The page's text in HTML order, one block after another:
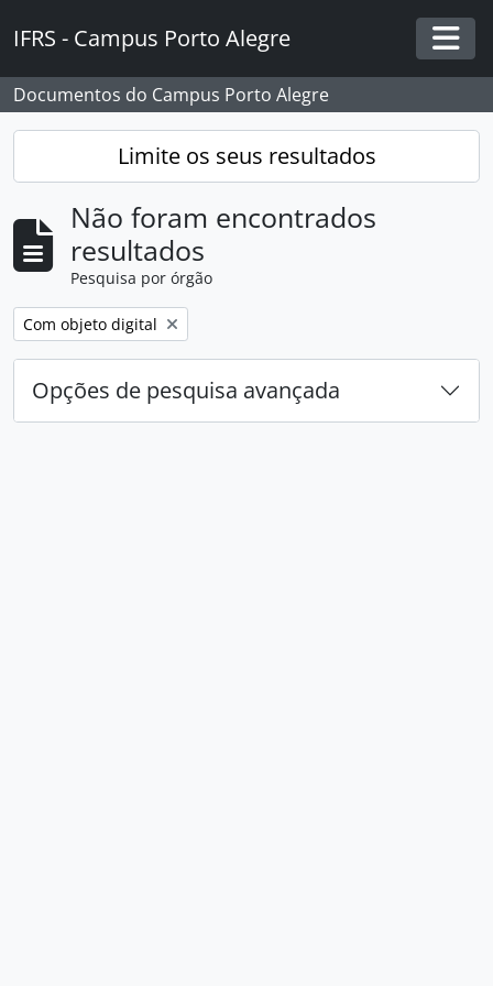
IFRS - Campus Porto Alegre
Documentos do Campus Porto Alegre
Limite os seus resultados
Não foram encontrados
resultados
Pesquisa por órgão
Remover filtro:
Com objeto digital
Opções de pesquisa avançada